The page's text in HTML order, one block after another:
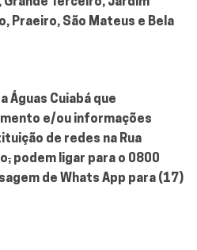
Praeiro, São Mateus e Bela
Águas Cuiabá que
e/ou informações
de redes na Rua
, podem ligar para o 0800
de Whats App para (17)